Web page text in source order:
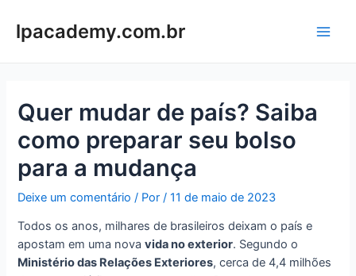
paralpacademy.com.br
Quer mudar de país? Saiba
como preparar seu bolso
para a mudança
Deixe um comentário / Por/11 de maio de 2023
Todos os anos, milhares de brasileiros deixam o país e
apostam em uma novavida no exterior. Segundo o
Ministério das Relações Exteriores, cerca de 4,4 milhões